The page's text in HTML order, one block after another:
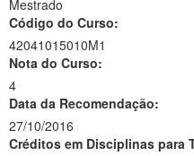
Mestrado
Código do Curso:
42041015010M1
Nota do Curso:
4
Data da Recomendação:
27/10/2016
Créditos em Disciplinas para